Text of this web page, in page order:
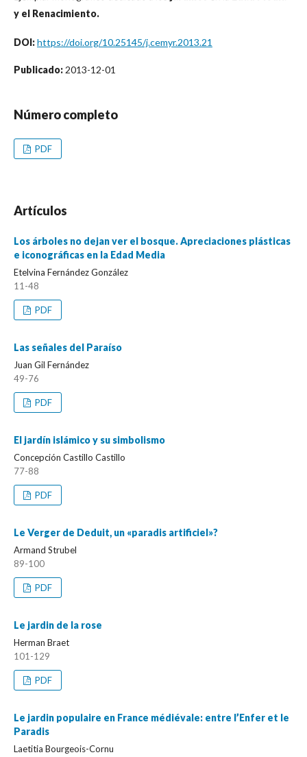
y el Renacimiento.
DOI:https://doi.org/10.25145/j.cemyr.2013.21
Publicado: 2013-12-01
Número completo
PDF
Artículos
Los árboles no dejan ver el bosque. Apreciaciones plásticas
e iconográficas en la Edad Media
Etelvina Fernández González
11-48
PDF
Las señales del Paraíso
Juan Gil Fernández
49-76
PDF
El jardín islámico y su simbolismo
Concepción Castillo Castillo
77-88
PDF
Le Verger de Deduit, un «paradis artificiel»?
Armand Strubel
89-100
PDF
Le jardin de la rose
Herman Braet
101-129
PDF
Le jardin populaire en France médiévale: entre l’Enfer et le
Paradis
Laetitia Bourgeois-Cornu